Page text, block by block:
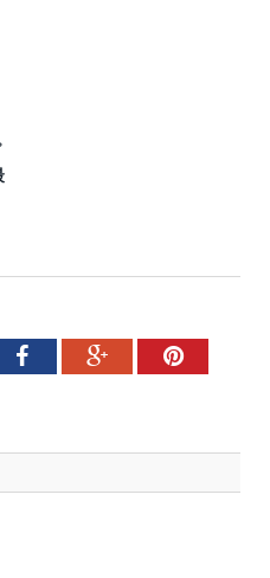
FacebookGoogle+